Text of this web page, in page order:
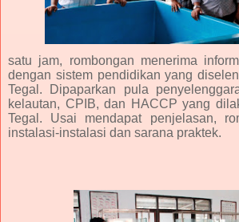
satu jam, rombongan menerima
dengan sistem pendidikan yang
Tegal. Dipaparkan pula
kelautan, CPIB, dan HACCP yang
Tegal. Usai mendapat penjelasan,
instalasi-instalasi dan sarana praktek.